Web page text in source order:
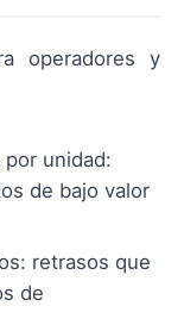
operadores y
unidad:
de bajo valor
retrasos que
de